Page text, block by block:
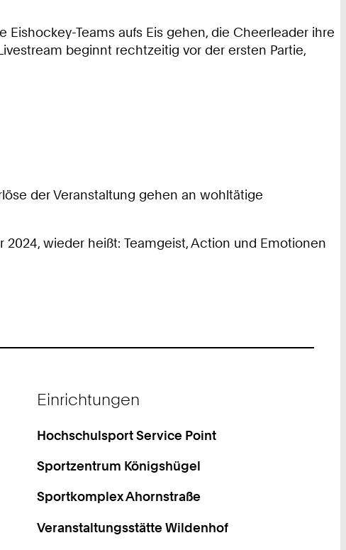
Teams aufs Eis gehen, die Cheerleader ihre
beginnt rechtzeitig vor der ersten Partie,
der Veranstaltung gehen an wohltätige
wieder heißt: Teamgeist, Action und Emotionen
Einrichtungen
Hochschulsport Service Point
Sportzentrum Königshügel
Sportkomplex Ahornstraße
Veranstaltungsstätte Wildenhof